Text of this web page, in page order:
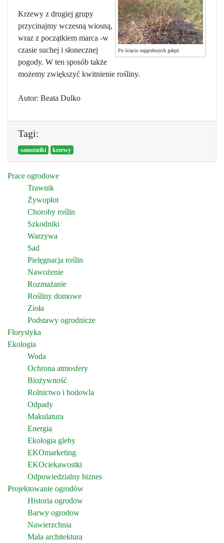
Po ścięciu najgrubszych gałęzi
Krzewy z drugiej grupy
przycinajmy wczesną wiosną,
wraz z początkiem marca -w
czasie suchej i słonecznej
pogody. W ten sposób także
możemy zwiększyć kwitnienie rośliny.
Autor: Beata Dulko
Tagi:
samotniki krzewy
Prace ogrodowe
Trawnik
Żywopłot
Choroby roślin
Szkodniki
Warzywa
Sad
Pielęgnacja roślin
Nawożenie
Rozmażanie
Rośliny domowe
Zioła
Podstawy ogrodnicze
Florystyka
Ekologia
Woda
Ochrona atmosfery
Biożywność
Rolnictwo i hodowla
Odpady
Makulatura
Energia
Ekologia gleby
EKOmarketing
EKOciekawostki
Odpowiedzialny biznes
Projektowanie ogrodów
Historia ogrodow
Barwy ogrodow
Nawierzchnia
Mala architektura